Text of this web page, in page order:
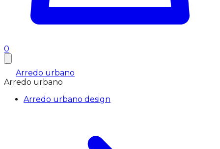
0
Arredo urbano
Arredo urbano
Arredo urbano design